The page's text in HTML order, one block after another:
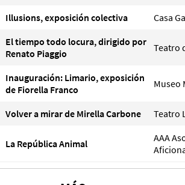
Illusions, exposición colectiva Casa
El tiempo todo locura, dirigido por
Renato Piaggio
Teatro
Inauguración: Limario, exposición
de Fiorella Franco
Museo
Volver a mirar de Mirella Carbone Teatro
La República Animal
AAA